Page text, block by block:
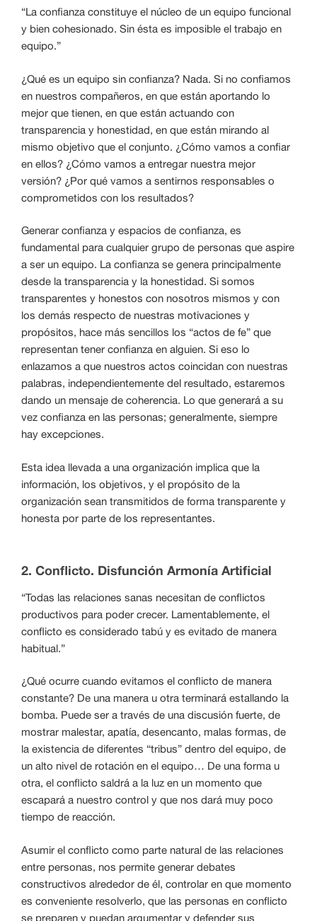
“La confianza constituye el núcleo de un equipo funcional
y bien cohesionado. Sin ésta es imposible el trabajo en
equipo.”
¿Qué es un equipo sin confianza? Nada. Si no confiamos
en nuestros compañeros, en que están aportando lo
mejor que tienen, en que están actuando con
transparencia y honestidad, en que están mirando al
mismo objetivo que el conjunto. ¿Cómo vamos a confiar
en ellos? ¿Cómo vamos a entregar nuestra mejor
versión? ¿Por qué vamos a sentirnos responsables o
comprometidos con los resultados?
Generar confianza y espacios de confianza, es
fundamental para cualquier grupo de personas que aspire
a ser un equipo. La confianza se genera principalmente
desde la transparencia y la honestidad. Si somos
transparentes y honestos con nosotros mismos y con
los demás respecto de nuestras motivaciones y
propósitos, hace más sencillos los “actos de fe” que
representan tener confianza en alguien. Si eso lo
enlazamos a que nuestros actos coincidan con nuestras
palabras, independientemente del resultado, estaremos
dando un mensaje de coherencia. Lo que generará a su
vez confianza en las personas; generalmente, siempre
hay excepciones.
Esta idea llevada a una organización implica que la
información, los objetivos, y el propósito de la
organización sean transmitidos de forma transparente y
honesta por parte de los representantes.
2. Conflicto. Disfunción Armonía Artificial
“Todas las relaciones sanas necesitan de conflictos
productivos para poder crecer. Lamentablemente, el
conflicto es considerado tabú y es evitado de manera
habitual.”
¿Qué ocurre cuando evitamos el conflicto de manera
constante? De una manera u otra terminará estallando la
bomba. Puede ser a través de una discusión fuerte, de
mostrar malestar, apatía, desencanto, malas formas, de
la existencia de diferentes “tribus” dentro del equipo, de
un alto nivel de rotación en el equipo… De una forma u
otra, el conflicto saldrá a la luz en un momento que
escapará a nuestro control y que nos dará muy poco
tiempo de reacción.
Asumir el conflicto como parte natural de las relaciones
entre personas, nos permite generar debates
constructivos alrededor de él, controlar en que momento
es conveniente resolverlo, que las personas en conflicto
se preparen y puedan argumentar y defender sus